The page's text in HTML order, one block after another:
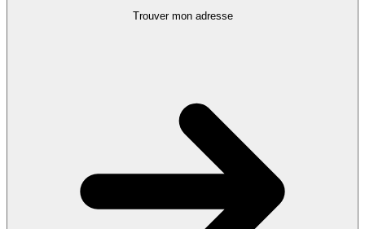
Trouver mon adresse